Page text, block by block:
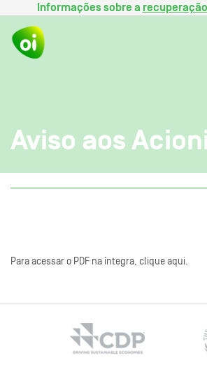
Informações sobre a
Aviso aos
Para acessar o PDF na íntegra, clique aqui.